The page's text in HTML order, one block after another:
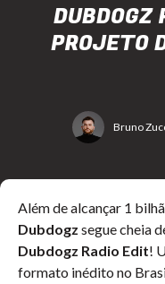
DUBDOGZ
PROJETO
Bruno
Além de alcançar 1
Dubdogz segue cheia
Dubdogz Radio Edit!
formato inédito no